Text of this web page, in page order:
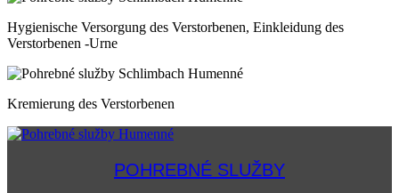
Hygienische Versorgung des Verstorbenen, Einkleidung des
Verstorbenen -Urne
Kremierung des Verstorbenen
POHREBNÉ SLUŽBY